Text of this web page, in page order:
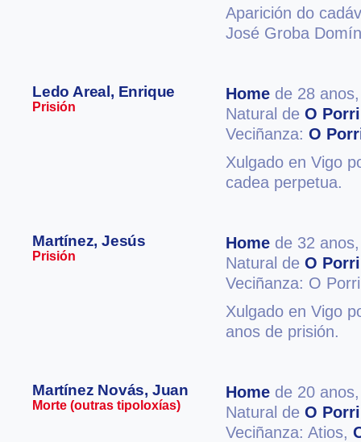
Aparición do
José Groba
Ledo Areal, Enrique
Prisión
Home de 28
Natural de O
Veciñanza: O
Xulgado en Vigo
cadea perpetua.
Martínez, Jesús
Prisión
Home de 32
Natural de O
Veciñanza: O
Xulgado en Vigo
anos de prisión.
Martínez Novás, Juan
Morte (outras tipoloxías)
Home de 20
Natural de O
Veciñanza: Atios,